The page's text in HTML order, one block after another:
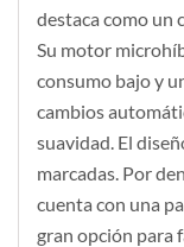
destaca como un
Su motor
consumo bajo y
cambios
suavidad. El
marcadas. Por
cuenta con una
gran opción para